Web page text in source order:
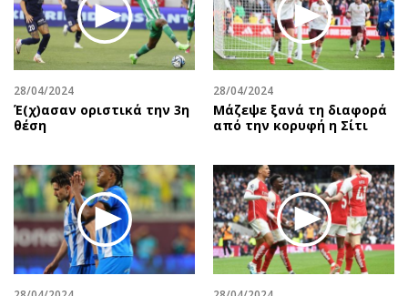
28/04/2024
Έ(χ)ασαν οριστικά την 3η
θέση
28/04/2024
Μάζεψε ξανά τη διαφορά
από την κορυφή η Σίτι